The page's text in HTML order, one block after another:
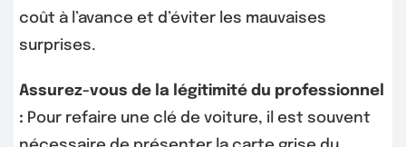
coût à l’avance et d’éviter les mauvaises
surprises.
Assurez-vous de la légitimité du professionnel
: Pour refaire une clé de voiture, il est souvent